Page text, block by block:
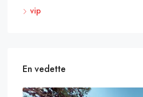
vip
En vedette